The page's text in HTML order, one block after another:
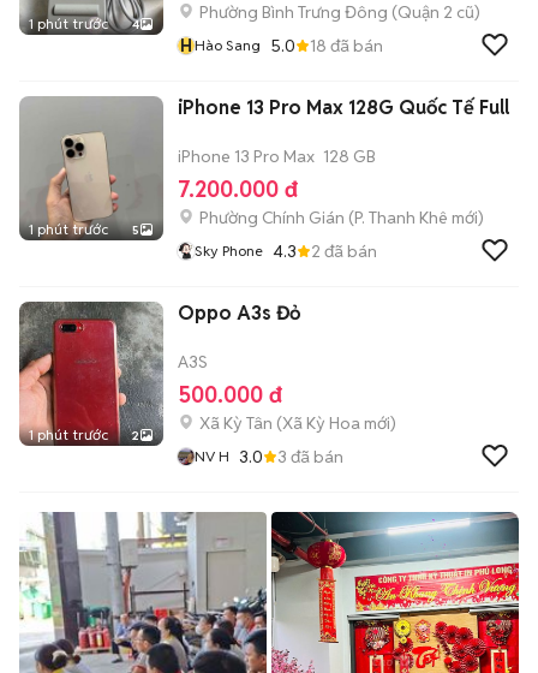
1 phút trước 4
Phường Bình Trưng Đông (Quận 2 cũ)
HHào Sang 5.0 18 đã bán
1 phút trước 5
iPhone 13 Pro Max 128G Quốc Tế Full
iPhone 13 Pro Max 128 GB
7.200.000 đ
Phường Chính Gián (P. Thanh Khê mới)
Sky Phone 4.3 2 đã bán
1 phút trước 2
Oppo A3s Đỏ
A3S
500.000 đ
Xã Kỳ Tân (Xã Kỳ Hoa mới)
NV H 3.0 3 đã bán